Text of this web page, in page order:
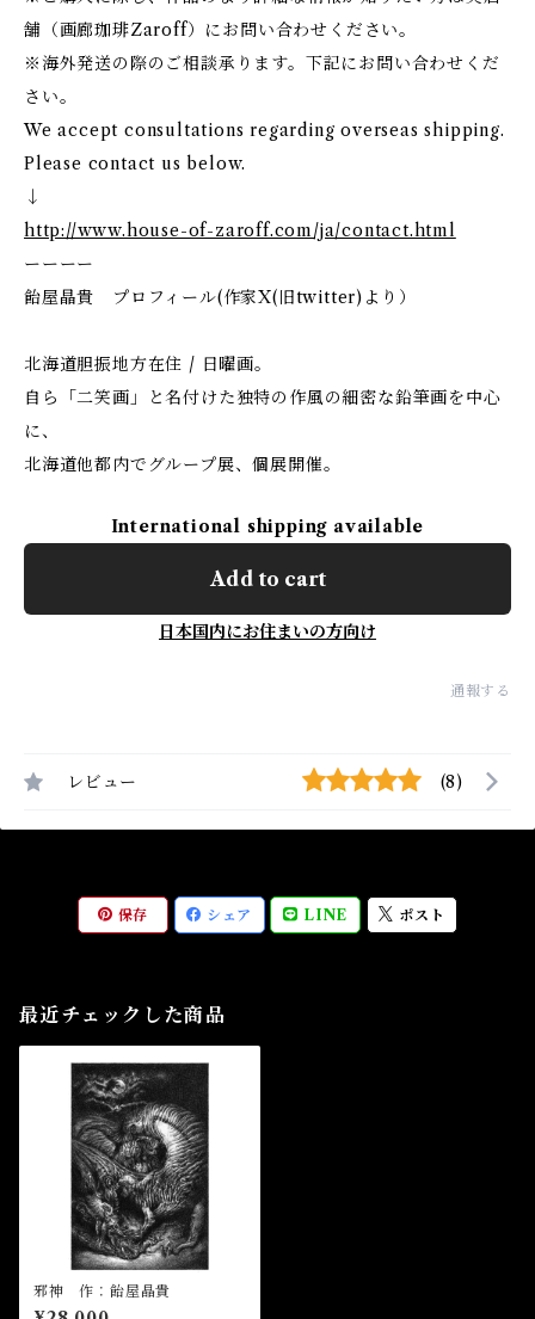
舗（画廊珈琲Zaroff）にお問い合わせください。
※海外発送の際のご相談承ります。下記にお問い合わせくだ
さい。
We accept consultations regarding overseas shipping.
Please contact us below.
↓
http://www.house-of-zaroff.com/ja/contact.html
ーーーー
飴屋晶貴 プロフィール(作家X(旧twitter)より）
北海道胆振地方在住 / 日曜画。
自ら「二笑画」と名付けた独特の作風の細密な鉛筆画を中心
に、
北海道他都内でグループ展、個展開催。
International shipping available
Add to cart
日本国内にお住まいの方向け
通報する
レビュー (8)
保存 シェア LINE ポスト
最近チェックした商品
邪神 作：飴屋晶貴